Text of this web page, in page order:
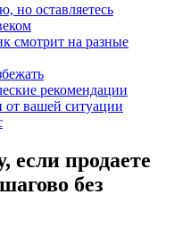
но оставляетесь
смотрит на разные
рекомендации
вашей ситуации
если продаете
без